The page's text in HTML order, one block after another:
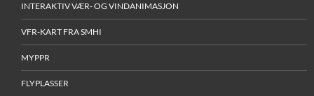
INTERAKTIV VÆR- OG VINDANIMASJON
VFR-KART FRA SMHI
MYPPR
FLYPLASSER